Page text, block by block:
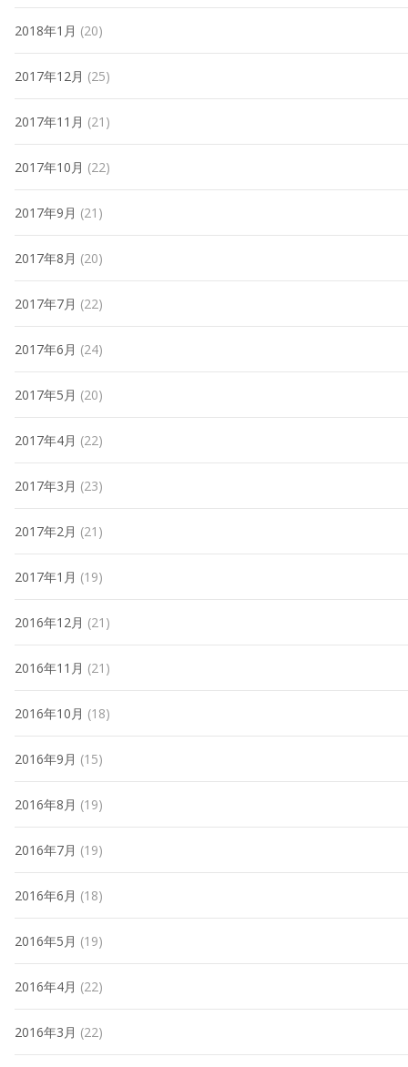
2018年1月 (20)
2017年12月 (25)
2017年11月 (21)
2017年10月 (22)
2017年9月 (21)
2017年8月 (20)
2017年7月 (22)
2017年6月 (24)
2017年5月 (20)
2017年4月 (22)
2017年3月 (23)
2017年2月 (21)
2017年1月 (19)
2016年12月 (21)
2016年11月 (21)
2016年10月 (18)
2016年9月 (15)
2016年8月 (19)
2016年7月 (19)
2016年6月 (18)
2016年5月 (19)
2016年4月 (22)
2016年3月 (22)